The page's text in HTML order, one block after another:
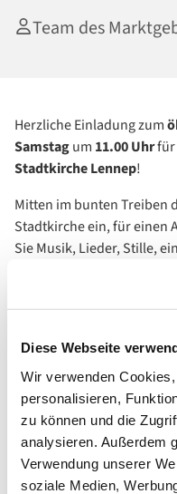
Diese Webseite
Wir verwenden
personalisieren,
zu können und die
analysieren. Außerdem
Verwendung unserer
soziale Medien,
Team des
Herzliche Einladung zum
Samstagum 11.00 Uhrfür
Stadtkirche Lennep!
Mitten im bunten Treiben
Stadtkirche ein, für einen
Sie Musik, Lieder, Stille,
Offen für alle –
Das Team des
Sorgfalt den geistlichen
jetzt für Ihr Kommen, Ihre